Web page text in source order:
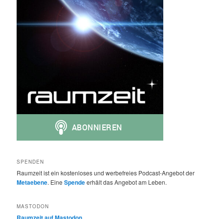
SPENDEN
Raumzeit ist ein kostenloses und werbefreies Podcast-Angebot der
Metaebene. EineSpendeerhält das Angebot am Leben.
MASTODON